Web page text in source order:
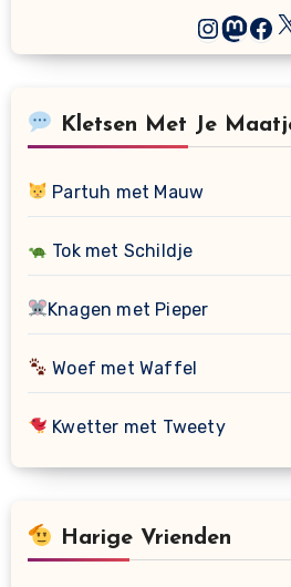
X
Kletsen Met Je
Partuh met Mauw
Tok met Schildje
Knagen met Pieper
Woef met Waffel
Kwetter met Tweety
Harige Vrienden